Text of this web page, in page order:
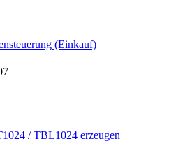
(Einkauf)
/ TBL1024 erzeugen